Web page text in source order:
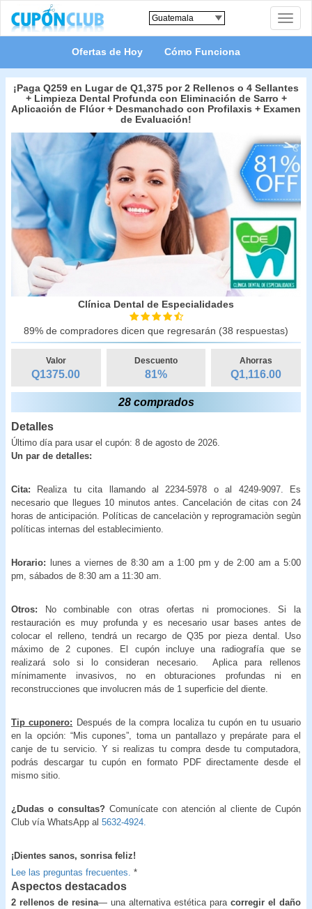
Toggle
Ofertas de Hoy Cómo Funciona
¡Paga Q259 en Lugar de Q1,375 por 2 Rellenos o 4 Sellantes
+ Limpieza Dental Profunda con Eliminación de Sarro +
Aplicación de Flúor + Desmanchado con Profilaxis + Examen
de Evaluación!
Clínica Dental de Especialidades
89% de compradores dicen que regresarán (38 respuestas)
Valor
Q1375.00
Descuento
81%
Ahorras
Q1,116.00
28 comprados
Detalles
Último día para usar el cupón: 8 de agosto de 2026.
Un par de detalles:
Cita:
Realiza tu cita llamando al 2234-5978 o al 4249-9097. Es
necesario que llegues 10 minutos antes. Cancelación de citas con 24
horas de anticipación. Políticas de cancelaciòn y reprogramaciòn segùn
políticas internas del establecimiento.
Horario:
lunes a viernes de 8:30 am a 1:00 pm y de 2:00 am a 5:00
pm, sábados de 8:30 am a 11:30 am.
Otros:
No combinable con otras ofertas ni promociones. Si la
restauración es muy profunda y es necesario usar bases antes de
colocar el relleno, tendrá un recargo de Q35 por pieza dental. Uso
máximo de 2 cupones. El cupón incluye una radiografía que se
realizará solo si lo consideran necesario. Aplica para rellenos
mínimamente invasivos, no en obturaciones profundas ni en
reconstrucciones que involucren más de 1 superficie del diente.
Tip cuponero: Después de la compra localiza tu cupón en tu usuario
en la opción: “Mis cupones”, toma un pantallazo y prepárate para el
canje de tu servicio. Y si realizas tu compra desde tu computadora,
podrás descargar tu cupón en formato PDF directamente desde el
mismo sitio.
¿Dudas o consultas? Comunícate con atención al cliente de Cupón
Club vía WhatsApp al 5632-4924.
¡Dientes sanos, sonrisa feliz!
Lee las preguntas frecuentes. *
Aspectos destacados
2 rellenos de resina— una alternativa estética para corregir el daño